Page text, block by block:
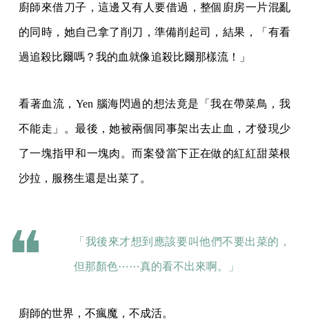
廚師來借刀子，這邊又有人要借過，整個廚房一片混亂
的同時，她自己拿了削刀，準備削起司，結果，「有看
過追殺比爾嗎？我的血就像追殺比爾那樣流！」
看著血流，Yen 腦海閃過的想法竟是「我在帶菜鳥，我
不能走」。最後，她被兩個同事架出去止血，才發現少
了一塊指甲和一塊肉。而案發當下正在做的紅紅甜菜根
沙拉，服務生還是出菜了。
「我後來才想到應該要叫他們不要出菜的，
但那顏色⋯⋯真的看不出來啊。」
廚師的世界，不瘋魔，不成活。